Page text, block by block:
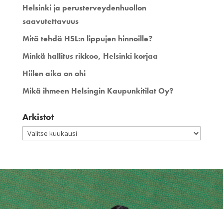
Helsinki ja perusterveydenhuollon
saavutettavuus
Mitä tehdä HSL:n lippujen hinnoille?
Minkä hallitus rikkoo, Helsinki korjaa
Hiilen aika on ohi
Mikä ihmeen Helsingin Kaupunkitilat Oy?
Arkistot
Arkistot